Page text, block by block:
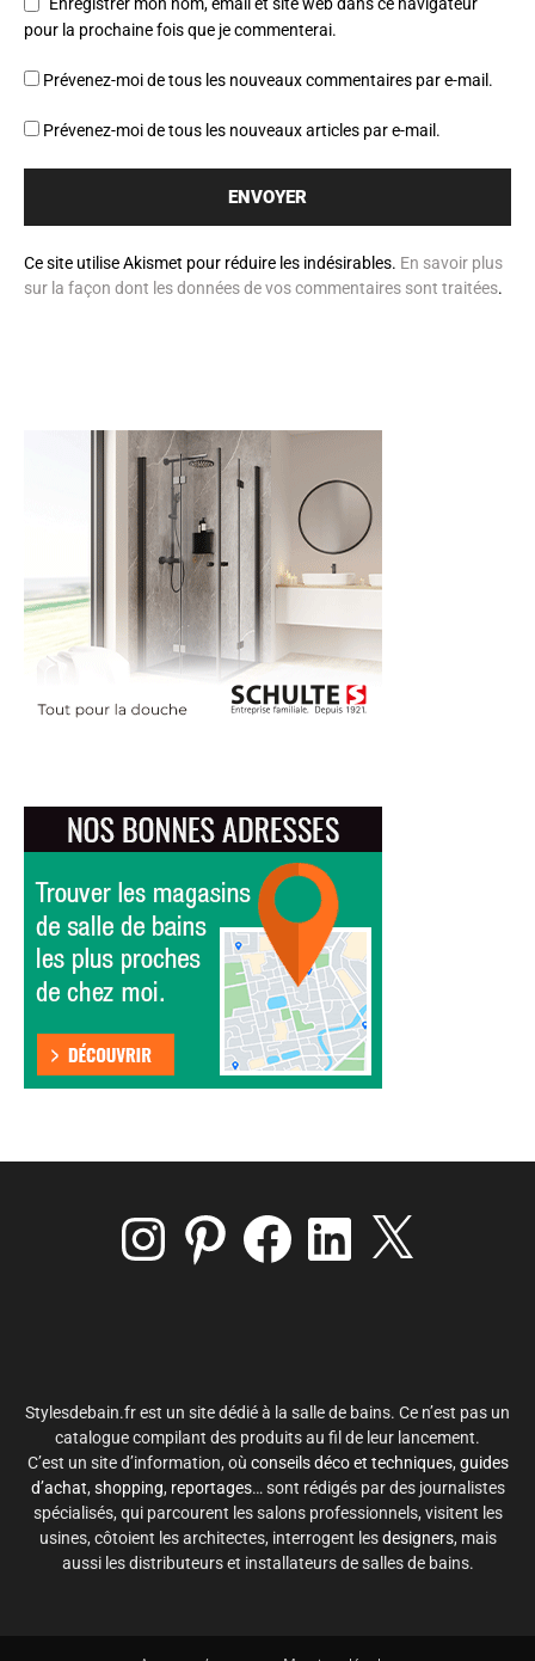
pour la prochaine fois que je commenterai.
Prévenez-moi de tous les nouveaux commentaires par e-mail.
Prévenez-moi de tous les nouveaux articles par e-mail.
Ce site utilise Akismet pour réduire les indésirables. En savoir plus
sur la façon dont les données de vos commentaires sont traitées.
InstagramPinterest FacebookLinkedIn
Stylesdebain.fr est un site dédié à la salle de bains. Ce n’est pas un
catalogue compilant des produits au fil de leur lancement.
C’est un site d’information, où conseils déco et techniques, guides
d’achat, shopping, reportages… sont rédigés par des journalistes
spécialisés, qui parcourent les salons professionnels, visitent les
usines, côtoient les architectes, interrogent lesdesigners, mais
aussi les distributeurs et installateurs de salles de bains.